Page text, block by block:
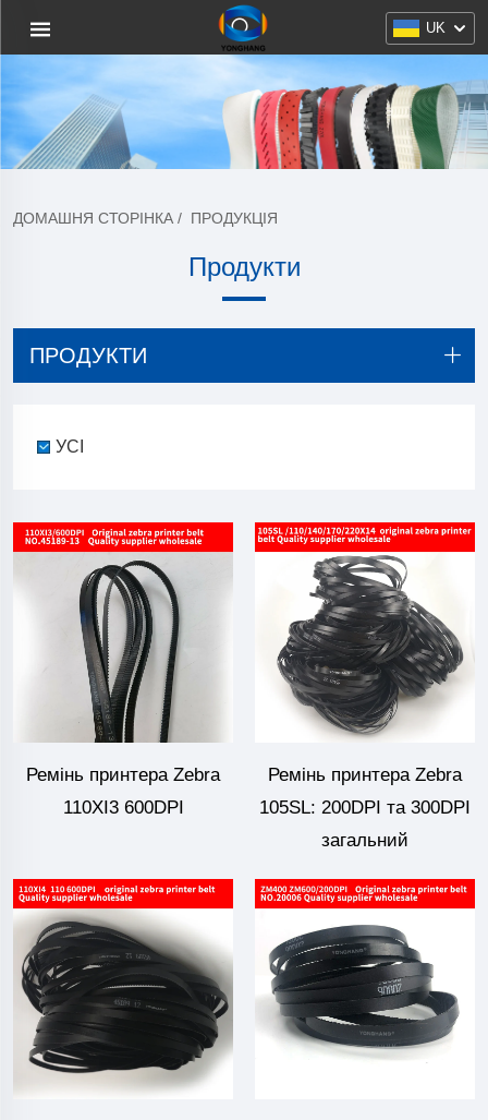
UK
ДОМАШНЯ СТОРІНКА / ПРОДУКЦІЯ
Продукти
ПРОДУКТИ
УСІ
Ремінь принтера Zebra
110XI3 600DPI
Ремінь принтера Zebra
105SL: 200DPI та 300DPI
загальний